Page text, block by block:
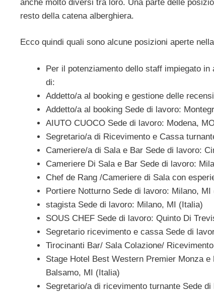
anche molto diversi tra loro. Una parte delle
resto della catena alberghiera.
Ecco quindi quali sono alcune posizioni aperte
Per il potenziamento dello staff impiegato
di:
Addetto/a al booking e gestione delle
Addetto/a al booking Sede di lavoro:
AIUTO CUOCO Sede di lavoro: Modena,
Segretario/a di Ricevimento e Cassa
Cameriere/a di Sala e Bar Sede di lavoro:
Cameriere Di Sala e Bar Sede di lavoro:
Chef de Rang /Cameriere di Sala con
Portiere Notturno Sede di lavoro: Milano, MI
stagista Sede di lavoro: Milano, MI (Italia)
SOUS CHEF Sede di lavoro: Quinto Di
Segretario ricevimento e cassa Sede di
Tirocinanti Bar/ Sala Colazione/
Stage Hotel Best Western Premier Monza
Balsamo, MI (Italia)
Segretario/a di ricevimento turnante Sede